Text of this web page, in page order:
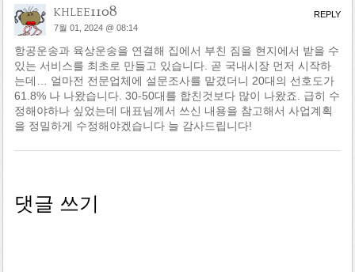
khlee1108
7월 01, 2024 @ 08:14
항공운송과 육상운송을 연결해 집에서 부친 짐을 현지에서 받을 수
있는 서비스를 최초로 만들고 있습니다. 곧 국내시장 먼저 시작하
는데… 얼마전 전문업체에 설문조사를 맡겼더니 20대의 선호도가
61.8% 나 나왔습니다. 30-50대를 합친것보다 많이 나왔죠. 급히 수
정해야하나 싶었는데 대표님께서 쓰신 내용을 참고해서 사업계획
을 정밀하게 수정해야겠습니다 늘 감사드립니다!
REPLY
댓글 쓰기